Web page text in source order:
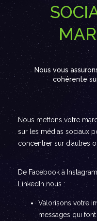
Nous vous
cohérente
Nous mettons votre
sur les médias sociaux
concentrer sur d’autres
De Facebook à
LinkedIn nous :
Valorisons votre
messages qui